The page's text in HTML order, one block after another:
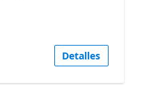
Detalles